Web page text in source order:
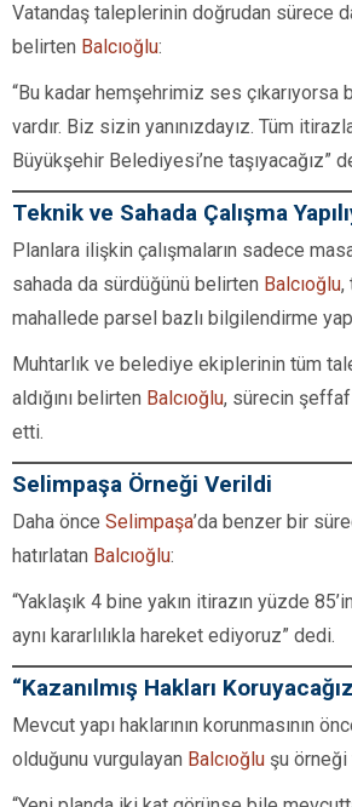
Vatandaş taleplerinin doğrudan sürece
belirten Balcıoğlu:
“Bu kadar hemşehrimiz ses çıkarıyorsa
vardır. Biz sizin yanınızdayız. Tüm
Büyükşehir Belediyesi’ne taşıyacağız”
Teknik ve Sahada Çalışma
Planlara ilişkin çalışmaların sadece
sahada da sürdüğünü belirten Balcıoğlu,
mahallede parsel bazlı bilgilendirme
Muhtarlık ve belediye ekiplerinin tüm
aldığını belirten Balcıoğlu, sürecin
etti.
Selimpaşa Örneği Verildi
Daha önce Selimpaşa’da benzer bir
hatırlatan Balcıoğlu:
“Yaklaşık 4 bine yakın itirazın yüzde
aynı kararlılıkla hareket ediyoruz” dedi.
“Kazanılmış Hakları
Mevcut yapı haklarının korunmasının
olduğunu vurgulayan Balcıoğlu şu örneği